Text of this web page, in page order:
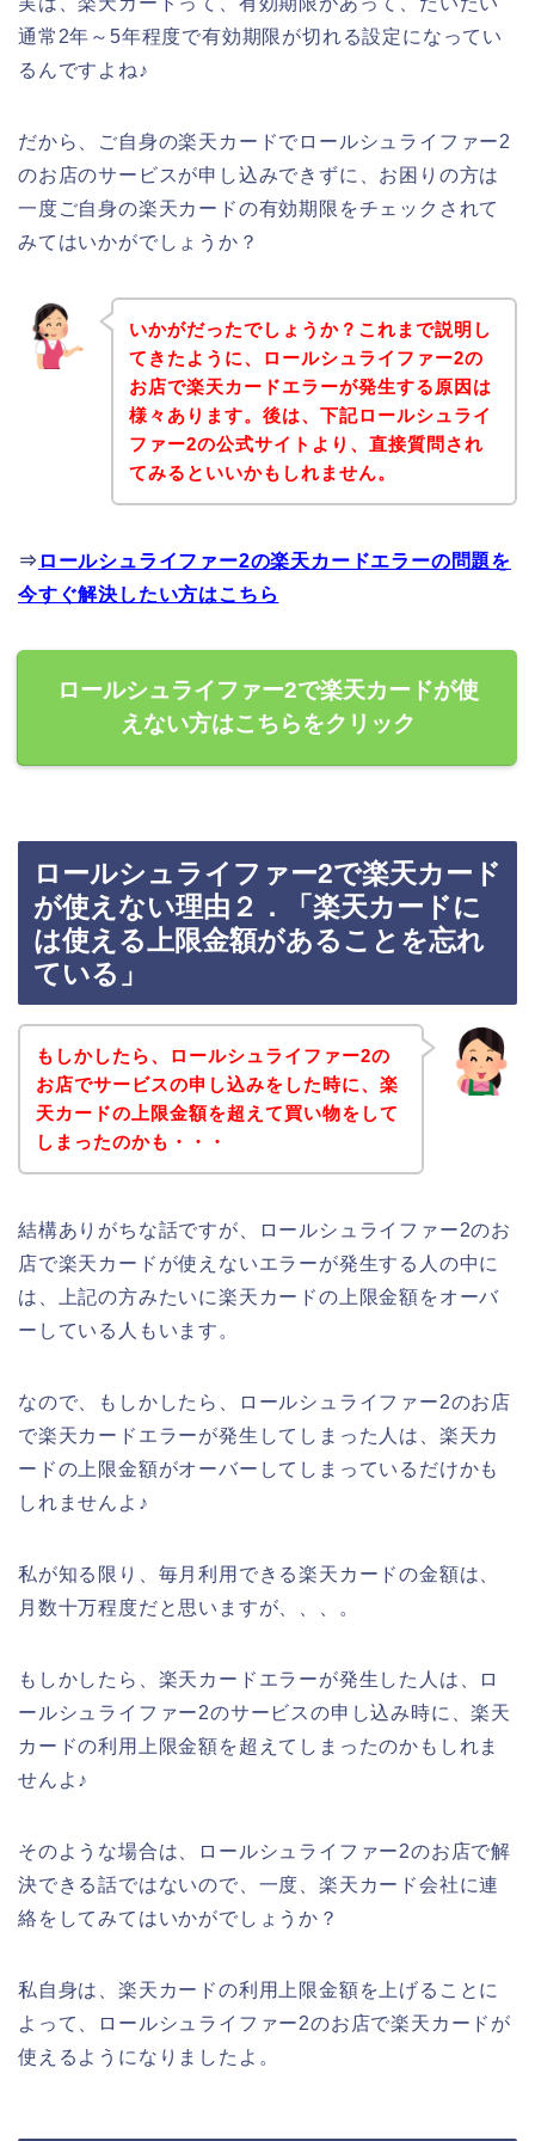
通常2年～5年程度で有効期限が切れる設定になってい
るんですよね♪
だから、ご自身の楽天カードでロールシュライファー2
のお店のサービスが申し込みできずに、お困りの方は
一度ご自身の楽天カードの有効期限をチェックされて
みてはいかがでしょうか？
いかがだったでしょうか？これまで説明し
てきたように、ロールシュライファー2の
お店で楽天カードエラーが発生する原因は
様々あります。後は、下記ロールシュライ
ファー2の公式サイトより、直接質問され
てみるといいかもしれません。
⇒ ロールシュライファー2の楽天カードエラーの問題を
今すぐ解決したい方はこちら
ロールシュライファー2で楽天カードが使
えない方はこちらをクリック
ロールシュライファー2で楽天カード
が使えない理由２．「楽天カードに
は使える上限金額があることを忘れ
ている」
もしかしたら、ロールシュライファー2の
お店でサービスの申し込みをした時に、楽
天カードの上限金額を超えて買い物をして
しまったのかも・・・
結構ありがちな話ですが、ロールシュライファー2のお
店で楽天カードが使えないエラーが発生する人の中に
は、上記の方みたいに楽天カードの上限金額をオーバ
ーしている人もいます。
なので、もしかしたら、ロールシュライファー2のお店
で楽天カードエラーが発生してしまった人は、楽天カ
ードの上限金額がオーバーしてしまっているだけかも
しれませんよ♪
私が知る限り、毎月利用できる楽天カードの金額は、
月数十万程度だと思いますが、、、。
もしかしたら、楽天カードエラーが発生した人は、ロ
ールシュライファー2のサービスの申し込み時に、楽天
カードの利用上限金額を超えてしまったのかもしれま
せんよ♪
そのような場合は、ロールシュライファー2のお店で解
決できる話ではないので、一度、楽天カード会社に連
絡をしてみてはいかがでしょうか？
私自身は、楽天カードの利用上限金額を上げることに
よって、ロールシュライファー2のお店で楽天カードが
使えるようになりましたよ。